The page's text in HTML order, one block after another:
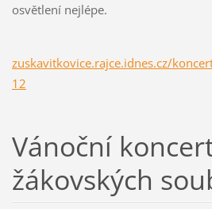
osvětlení nejlépe.
zuskavitkovice.rajce.idnes.cz/
12
Vánoční
žákovských